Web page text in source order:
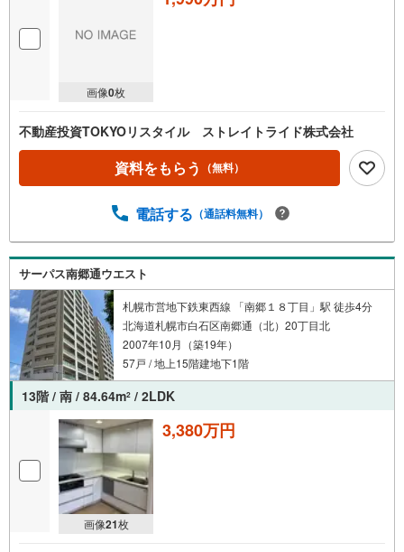
画像0枚
不動産投資TOKYOリスタイル ストレイトライド株式会社
資料をもらう （無料）
電話する （通話料無料）
サーパス南郷通ウエスト
札幌市営地下鉄東西線 「南郷１８丁目」駅 徒歩4分
北海道札幌市白石区南郷通（北）20丁目北
2007年10月（築19年）
57戸 / 地上15階建地下1階
13階 / 南 / 84.64m2 / 2LDK
画像21枚
3,380万円